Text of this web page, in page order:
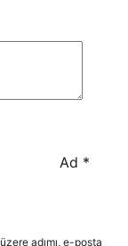
Ad *
adımı, e-posta